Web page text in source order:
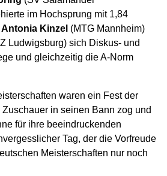
im Hochsprung mit 1,84
Antonia Kinzel (MTG Mannheim)
Ludwigsburg) sich Diskus- und
und gleichzeitig die A-Norm
waren ein Fest der
in seinen Bann zog und
für ihre beeindruckenden
Tag, der die Vorfreude
Meisterschaften nur noch